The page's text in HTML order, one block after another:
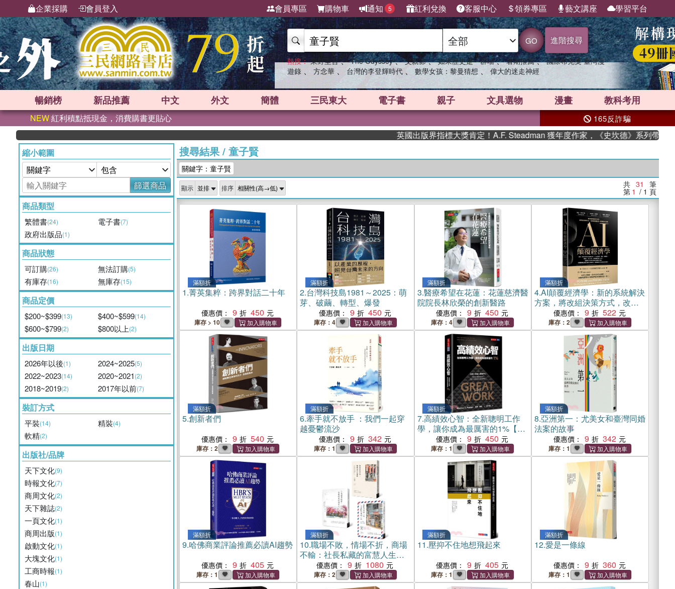
企業採購 會員登入 會員專區 購物車 通知 5 紅利兌換 客服中心 領券專區 藝文講座 學習平台
GO 進階搜尋
熱搜： 東野圭吾 、 The Odyssey 、 父親節 、 如果歷史是一群喵 、 暑期推薦 、 國際布克獎 臺灣漫
遊錄 、 方念華 、 台灣的李登輝時代 、 數學女孩：黎曼猜想 、 偉大的迷走神經
暢銷榜 新品推薦 中文 外文 簡體 三民東大 電子書 親子 文具選物 漫畫 教科考用
NEW紅利積點抵現金，消費購書更貼心 165反詐騙
英國出版界指標大獎肯定！A.F. Steadman 獲年度作家，《史坎德》系列帶你踏上熱血
縮小範圍
篩選商品
商品類型
繁體書(24) 電子書(7)
政府出版品(1)
商品狀態
可訂購(26) 無法訂購(5)
有庫存(16) 無庫存(15)
商品定價
$200~$399(13) $400~$599(14)
$600~$799(2) $800以上(2)
出版日期
2026年以後(1) 2024~2025(5)
2022~2023(14) 2020~2021(2)
2018~2019(2) 2017年以前(7)
裝訂方式
平裝(14) 精裝(4)
軟精(2)
出版社/品牌
天下文化(9)
時報文化(7)
商周文化(2)
天下雜誌(2)
一頁文化(1)
商周出版(1)
啟動文化(1)
大塊文化(1)
工商時報(1)
春山(1)
搜尋結果/ 童子賢
關鍵字：童子賢
顯示 排序 共 31 筆
第 1 / 1 頁
滿額折
1.菁英集粹：跨界對話二十年
優惠價： 9 450
庫存 > 10
滿額折
2.台灣科技島1981～2025：萌
芽、破繭、轉型、爆發
優惠價： 9 450
庫存：4
滿額折
3.醫療希望在花蓮：花蓮慈濟醫
院院長林欣榮的創新醫路
優惠價： 9 450
庫存：4
滿額折
4.AI顛覆經濟學：新的系統解決
方案，將改組決策方式，改寫
產業格局，改變權力分配
優惠價： 9 522
庫存：2
滿額折
5.創新者們
優惠價： 9 540
庫存：2
滿額折
6.牽手就不放手 ：我們一起穿
越憂鬱流沙
優惠價： 9 342
庫存：1
滿額折
7.高績效心智：全新聰明工作
學，讓你成為最厲害的1%【暢
銷新編版】
優惠價： 9 450
庫存：1
滿額折
8.亞洲第一：尤美女和臺灣同婚
法案的故事
優惠價： 9 342
庫存：1
滿額折
9.哈佛商業評論推薦必讀AI趨勢
優惠價： 9 405
庫存：1
滿額折
10.職場不敗，情場不折，商場
不輸：社長私藏的富慧人生三
部曲套書（共三冊）
優惠價： 9 1080
庫存：2
滿額折
11.壓抑不住地想飛起來
優惠價： 9 405
庫存：1
滿額折
12.愛是一條線
優惠價： 9 360
庫存：1